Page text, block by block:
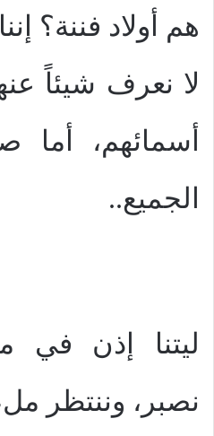
هم أولاد فننة؟ إننا
لا نعرف شيئاً
أسمائهم، أما
الجميع..
ليتنا إذن في
نصبر، وننتظر